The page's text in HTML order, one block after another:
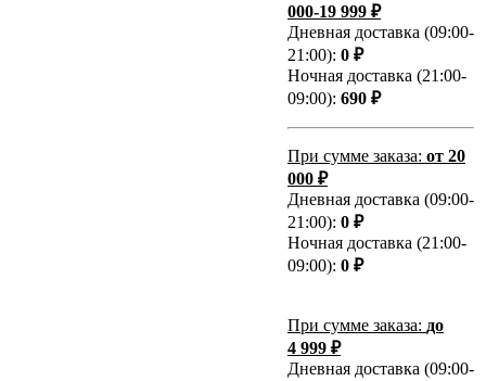
000-19 999 ₽
Дневная доставка (09:00-
21:00): 0 ₽
Ночная доставка (21:00-
09:00): 690 ₽
При сумме заказа: от 20
000 ₽
Дневная доставка (09:00-
21:00): 0 ₽
Ночная доставка (21:00-
09:00): 0 ₽
При сумме заказа: до
4 999 ₽
Дневная доставка (09:00-